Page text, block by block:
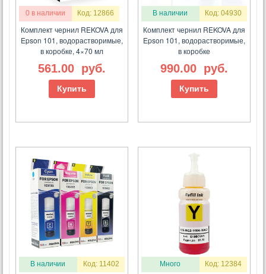
0 в наличии Код: 12866
Комплект чернил REKOVA для
Epson 101, водорастворимые,
в коробке, 4×70 мл
561.00 руб.
Купить
В наличии Код: 04930
Комплект чернил REKOVA для
Epson 101, водорастворимые,
в коробке
990.00 руб.
Купить
В наличии Код: 11402 Много Код: 12384